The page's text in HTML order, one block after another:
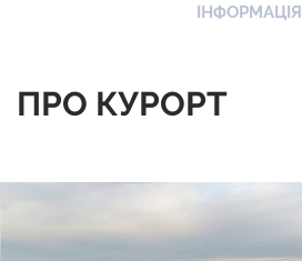
ІНФОРМАЦІЯ
ПРО КУРОРТ